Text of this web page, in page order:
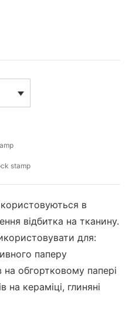
stamp
в
відбитка на тканину.
для:
паперу
на обгортковому папері
на кераміці, глиняні